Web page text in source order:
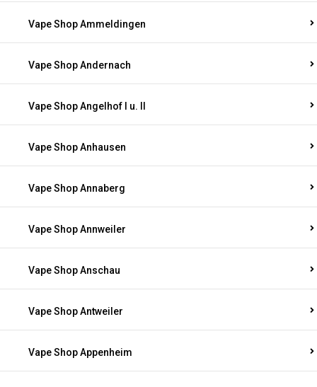
Vape Shop Ammeldingen
Vape Shop Andernach
Vape Shop Angelhof I u. II
Vape Shop Anhausen
Vape Shop Annaberg
Vape Shop Annweiler
Vape Shop Anschau
Vape Shop Antweiler
Vape Shop Appenheim